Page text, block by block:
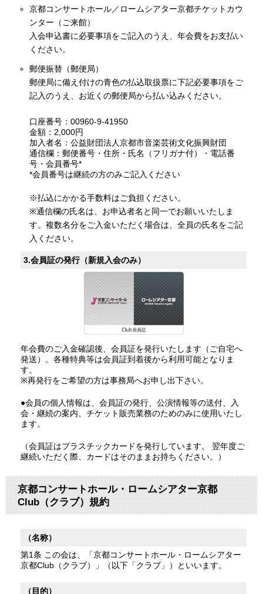
京都コンサートホール／ロームシアター京都チケットカウ
ンター（ご来館）
入会申込書に必要事項をご記入のうえ、年会費をお支払い
ください。
郵便振替（郵便局）
郵便局に備え付けの青色の払込取扱票に下記必要事項をご
記入のうえ、お近くの郵便局から払い込みください。
口座番号：00960-9-41950
金額：2,000円
加入者名：公益財団法人京都市音楽芸術文化振興財団
通信欄：郵便番号・住所・氏名（フリガナ付）・電話番
号・会員番号*
*会員番号は継続の方のみご記入ください
※払込にかかる手数料はご負担ください。
※通信欄の氏名は、お申込者名と同一でお願いいたしま
す。複数名分をご入金いただく場合は、全員の氏名をご記
入ください。
3.会員証の発行（新規入会のみ）
年会費のご入金確認後、会員証を発行いたします（ご自宅へ
発送）。各種特典等は会員証到着後から利用可能となりま
す。
※再発行をご希望の方は事務局へお申し出下さい。
●会員の個人情報は、会員証の発行、公演情報等の送付、入
会・継続の案内、チケット販売業務のためのみに使用いたし
ます。
（会員証はプラスチックカードを発行しています。 翌年度ご
継続いただく際、カードはそのままお持ちください。）
京都コンサートホール・ロームシアター京都
Club（クラブ）規約
（名称）
第1条 この会は、「京都コンサートホール・ロームシアター
京都Club（クラブ）」（以下「クラブ」）といいます。
（目的）